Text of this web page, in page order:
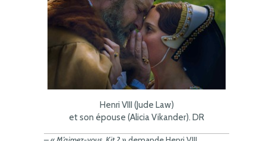
Henri VIII (Jude Law)
et son épouse (Alicia Vikander). DR